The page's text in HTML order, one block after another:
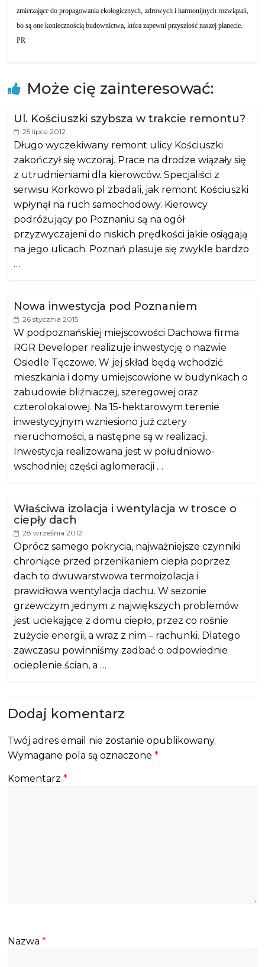
zmierzające do propagowania ekologicznych, zdrowych i harmonijnych rozwiązań,
bo są one koniecznością budownictwa, która zapewni przyszłość naszej planecie.
PR
Może cię zainteresować:
Ul. Kościuszki szybsza w trakcie remontu?
25 lipca 2012
Długo wyczekiwany remont ulicy Kościuszki
zakończył się wczoraj. Prace na drodze wiązały się
z utrudnieniami dla kierowców. Specjaliści z
serwisu Korkowo.pl zbadali, jak remont Kościuszki
wpłynął na ruch samochodowy. Kierowcy
podróżujący po Poznaniu są na ogół
przyzwyczajeni do niskich prędkości jakie osiągają
na jego ulicach. Poznań plasuje się zwykle bardzo
…
Nowa inwestycja pod Poznaniem
26 stycznia 2015
W podpoznańskiej miejscowości Dachowa firma
RGR Developer realizuje inwestycję o nazwie
Osiedle Tęczowe. W jej skład będą wchodzić
mieszkania i domy umiejscowione w budynkach o
zabudowie bliźniaczej, szeregowej oraz
czterolokalowej. Na 15-hektarowym terenie
inwestycyjnym wzniesiono już cztery
nieruchomości, a następne są w realizacji.
Inwestycja realizowana jest w południowo-
wschodniej części aglomeracji …
Właściwa izolacja i wentylacja w trosce o
ciepły dach
28 września 2012
Oprócz samego pokrycia, najważniejsze czynniki
chroniące przed przenikaniem ciepła poprzez
dach to dwuwarstwowa termoizolacja i
prawidłowa wentylacja dachu. W sezonie
grzewczym jednym z największych problemów
jest uciekające z domu ciepło, przez co rośnie
zużycie energii, a wraz z nim – rachunki. Dlatego
zawczasu powinniśmy zadbać o odpowiednie
ocieplenie ścian, a …
Dodaj komentarz
Twój adres email nie zostanie opublikowany.
Wymagane pola są oznaczone*
Komentarz*
Nazwa*